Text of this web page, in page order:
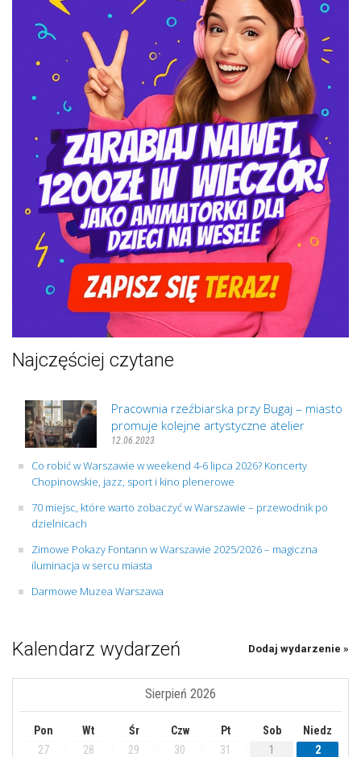
Najczęściej czytane
Pracownia rzeźbiarska przy Bugaj – miasto
promuje kolejne artystyczne atelier
12.06.2023
Co robić w Warszawie w weekend 4-6 lipca 2026? Koncerty
Chopinowskie, jazz, sport i kino plenerowe
70 miejsc, które warto zobaczyć w Warszawie – przewodnik po
dzielnicach
Zimowe Pokazy Fontann w Warszawie 2025/2026 – magiczna
iluminacja w sercu miasta
Darmowe Muzea Warszawa
Kalendarz wydarzeń Dodaj wydarzenie »
Sierpień 2026
Pon Wt Śr Czw Pt Sob
Niedz
27
28 29 30 31 1
2